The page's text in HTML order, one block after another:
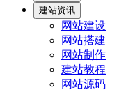
建站资讯
网站建设
网站搭建
网站制作
建站教程
网站源码